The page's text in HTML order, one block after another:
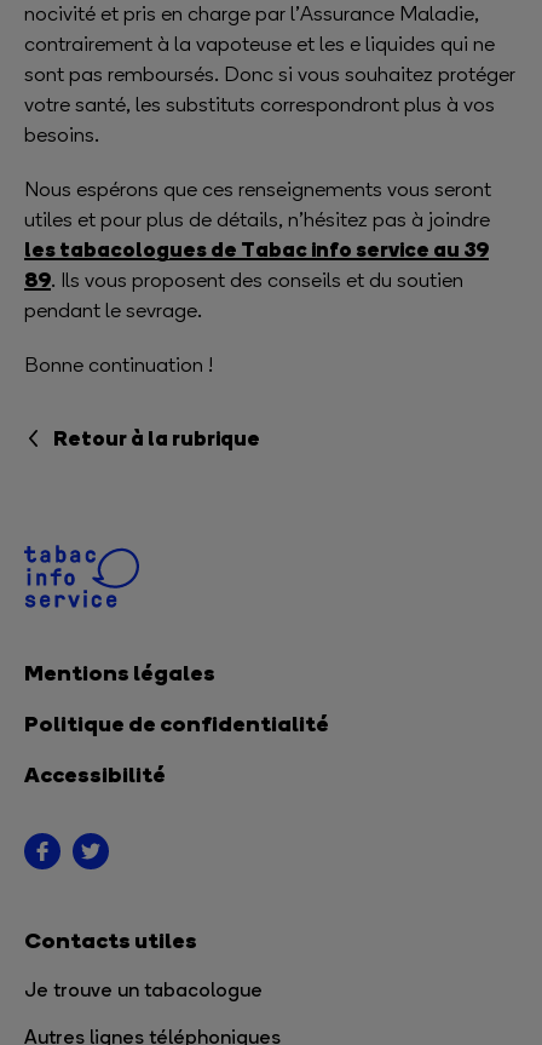
nocivité et pris en charge par l’Assurance Maladie,
contrairement à la vapoteuse et les e liquides qui ne
sont pas remboursés. Donc si vous souhaitez protéger
votre santé, les substituts correspondront plus à vos
besoins.
Nous espérons que ces renseignements vous seront
utiles et pour plus de détails, n’hésitez pas à joindre
les tabacologues de Tabac info service au 39
89. Ils vous proposent des conseils et du soutien
pendant le sevrage.
Bonne continuation !
Retour à la rubrique
Mentions légales
Politique de confidentialité
Accessibilité
Contacts utiles
Je trouve un tabacologue
Autres lignes téléphoniques